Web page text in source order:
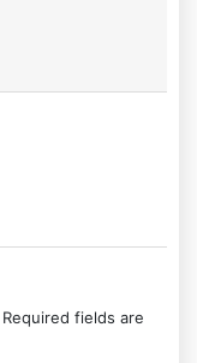
Required fields are